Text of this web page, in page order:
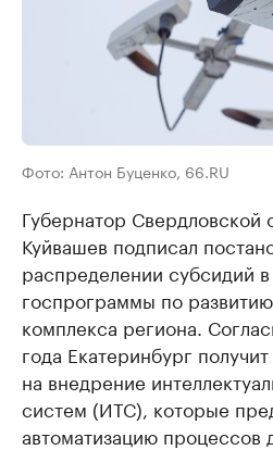
Фото: Антон Буценко, 66.RU
Губернатор Свердловской
Куйвашев подписал
распределении субсидий
госпрограммы по
комплекса региона.
года Екатеринбург
на внедрение
систем (ИТС), которые
автоматизацию процессов